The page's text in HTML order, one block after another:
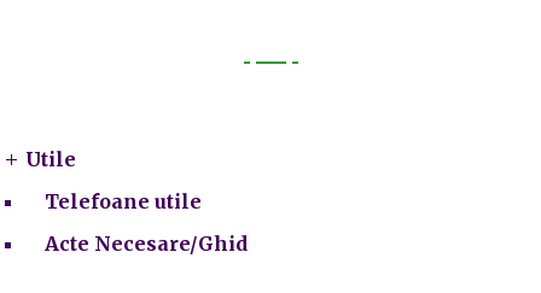
Utile
Telefoane utile
Acte Necesare/Ghid